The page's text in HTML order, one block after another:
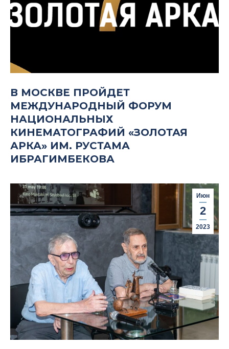
В МОСКВЕ ПРОЙДЕТ
МЕЖДУНАРОДНЫЙ ФОРУМ
НАЦИОНАЛЬНЫХ
КИНЕМАТОГРАФИЙ «ЗОЛОТАЯ
АРКА» ИМ. РУСТАМА
ИБРАГИМБЕКОВА
Июн
2
2023